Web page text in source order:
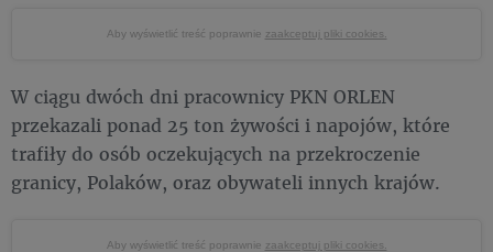
Aby wyświetlić treść poprawnie zaakceptuj pliki cookies.
W ciągu dwóch dni pracownicy PKN ORLEN
przekazali ponad 25 ton żywości i napojów, które
trafiły do osób oczekujących na przekroczenie
granicy, Polaków, oraz obywateli innych krajów.
Aby wyświetlić treść poprawnie zaakceptuj pliki cookies.